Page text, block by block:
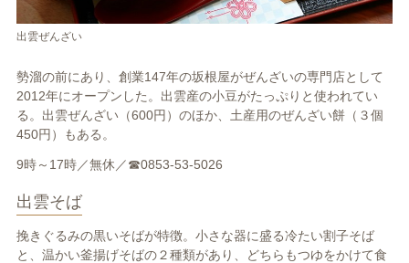
出雲ぜんざい
勢溜の前にあり、創業147年の坂根屋がぜんざいの専門店として
2012年にオープンした。出雲産の小豆がたっぷりと使われてい
る。出雲ぜんざい（600円）のほか、土産用のぜんざい餅（３個
450円）もある。
9時～17時／無休／☎0853-53-5026
出雲そば
挽きぐるみの黒いそばが特徴。小さな器に盛る冷たい割子そば
と、温かい釜揚げそばの２種類があり、どちらもつゆをかけて食